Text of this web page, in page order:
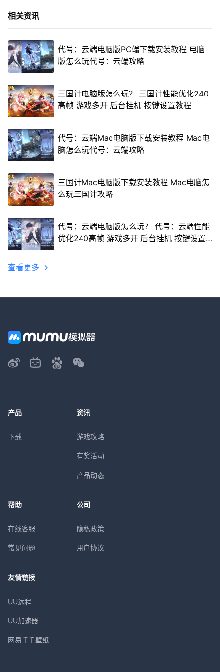
相关资讯
代号：云端电脑版PC端下载安装教程 电脑
版怎么玩代号：云端攻略
三国计电脑版怎么玩？ 三国计性能优化240
高帧 游戏多开 后台挂机 按键设置教程
代号：云端Mac电脑版下载安装教程 Mac电
脑怎么玩代号：云端攻略
三国计Mac电脑版下载安装教程 Mac电脑怎
么玩三国计攻略
代号：云端电脑版怎么玩？ 代号：云端性能
优化240高帧 游戏多开 后台挂机 按键设置
查看更多
产品
下载
资讯
游戏攻略
有奖活动
产品动态
帮助
在线客服
常见问题
公司
隐私政策
用户协议
友情链接
UU远程
UU加速器
网易千千壁纸